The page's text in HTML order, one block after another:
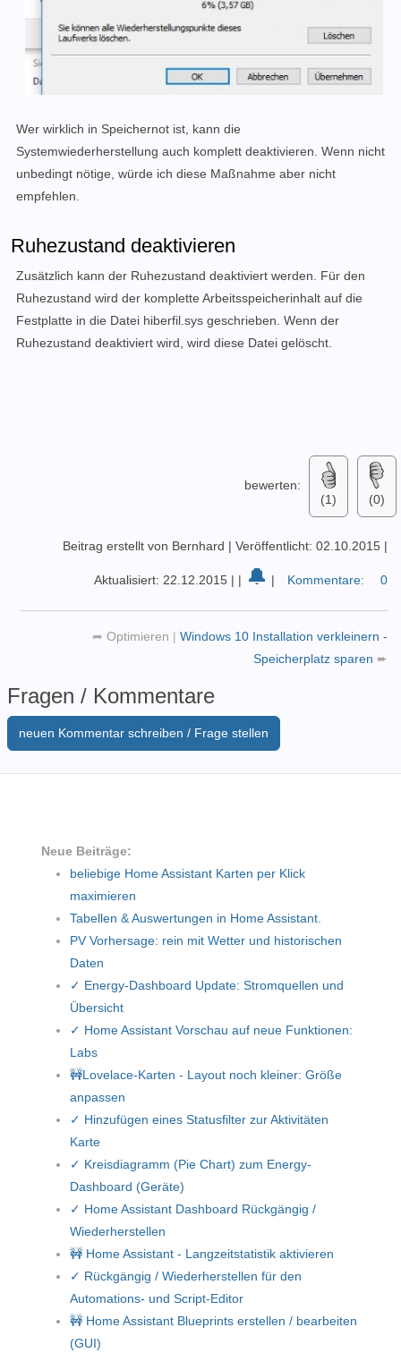
Wer wirklich in Speichernot ist, kann die
Systemwiederherstellung auch komplett deaktivieren. Wenn nicht
unbedingt nötige, würde ich diese Maßnahme aber nicht
empfehlen.
Ruhezustand deaktivieren
Zusätzlich kann der Ruhezustand deaktiviert werden. Für den
Ruhezustand wird der komplette Arbeitsspeicherinhalt auf die
Festplatte in die Datei hiberfil.sys geschrieben. Wenn der
Ruhezustand deaktiviert wird, wird diese Datei gelöscht.
bewerten:
(1)
(0)
Beitrag erstellt von Bernhard | Veröffentlicht: 02.10.2015 |
Aktualisiert: 22.12.2015 | | 🔔 | Kommentare: 0
➦ Optimieren | Windows 10 Installation verkleinern -
Speicherplatz sparen ➨
Fragen / Kommentare
neuen Kommentar schreiben / Frage stellen
Neue Beiträge:
beliebige Home Assistant Karten per Klick
maximieren
Tabellen & Auswertungen in Home Assistant.
PV Vorhersage: rein mit Wetter und historischen
Daten
✓ Energy-Dashboard Update: Stromquellen und
Übersicht
✓ Home Assistant Vorschau auf neue Funktionen:
Labs
🚧Lovelace-Karten - Layout noch kleiner: Größe
anpassen
✓ Hinzufügen eines Statusfilter zur Aktivitäten
Karte
✓ Kreisdiagramm (Pie Chart) zum Energy-
Dashboard (Geräte)
✓ Home Assistant Dashboard Rückgängig /
Wiederherstellen
🚧 Home Assistant - Langzeitstatistik aktivieren
✓ Rückgängig / Wiederherstellen für den
Automations- und Script-Editor
🚧 Home Assistant Blueprints erstellen / bearbeiten
(GUI)